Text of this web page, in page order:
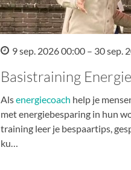
9 sep. 2026 00:00 – 30 sep.
Basistraining
Alsenergiecoach help je
met energiebesparing in hun
training leer je bespaartips,
ku…